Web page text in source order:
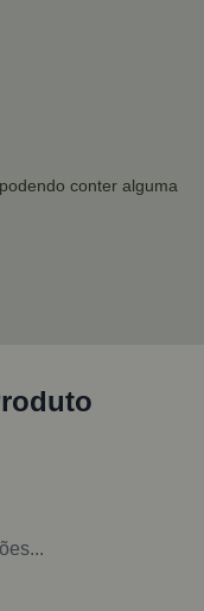
conter alguma